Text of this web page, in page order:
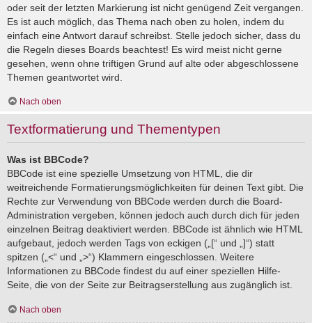
oder seit der letzten Markierung ist nicht genügend Zeit vergangen.
Es ist auch möglich, das Thema nach oben zu holen, indem du
einfach eine Antwort darauf schreibst. Stelle jedoch sicher, dass du
die Regeln dieses Boards beachtest! Es wird meist nicht gerne
gesehen, wenn ohne triftigen Grund auf alte oder abgeschlossene
Themen geantwortet wird.
Nach oben
Textformatierung und Thementypen
Was ist BBCode?
BBCode ist eine spezielle Umsetzung von HTML, die dir
weitreichende Formatierungsmöglichkeiten für deinen Text gibt. Die
Rechte zur Verwendung von BBCode werden durch die Board-
Administration vergeben, können jedoch auch durch dich für jeden
einzelnen Beitrag deaktiviert werden. BBCode ist ähnlich wie HTML
aufgebaut, jedoch werden Tags von eckigen („[“ und „]“) statt
spitzen („<“ und „>“) Klammern eingeschlossen. Weitere
Informationen zu BBCode findest du auf einer speziellen Hilfe-
Seite, die von der Seite zur Beitragserstellung aus zugänglich ist.
Nach oben